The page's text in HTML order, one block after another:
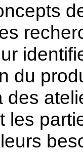
du
des
les